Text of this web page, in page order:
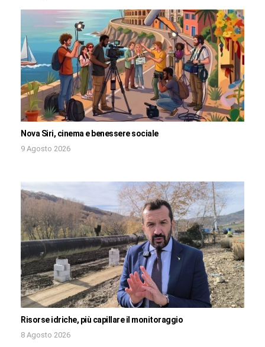
Nova Siri, cinema e benessere sociale
9 Agosto 2026
Risorse idriche, più capillare il monitoraggio
8 Agosto 2026